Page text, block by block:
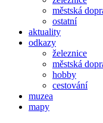
městská
ostatní
aktuality
odkazy
železnice
městská
hobby
cestování
muzea
mapy